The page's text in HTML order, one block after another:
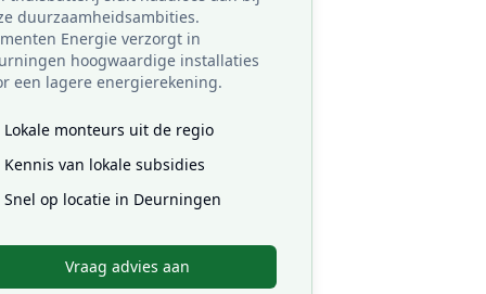
duurzaamheidsambities.
Energie verzorgt in
hoogwaardige installaties
een lagere energierekening.
Lokale monteurs uit de regio
Kennis van lokale subsidies
Snel op locatie in Deurningen
Vraag advies aan